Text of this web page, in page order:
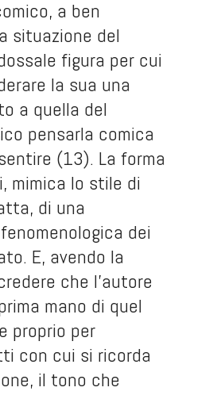
a ben
situazione del
figura per cui
la sua una
a quella del
pensarla comica
(13). La forma
mimica lo stile di
di una
dei
E, avendo la
che l’autore
mano di quel
proprio per
con cui si ricorda
il tono che